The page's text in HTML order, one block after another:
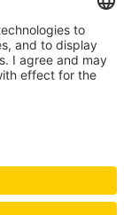
zu gestalten.
noch nicht
stoßen oder Hilfe